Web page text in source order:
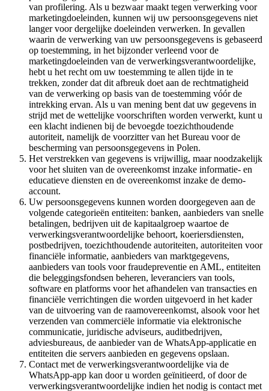
van profilering. Als u bezwaar maakt tegen verwerking voor
marketingdoeleinden, kunnen wij uw persoonsgegevens niet
langer voor dergelijke doeleinden verwerken. In gevallen
waarin de verwerking van uw persoonsgegevens is gebaseerd
op toestemming, in het bijzonder verleend voor de
marketingdoeleinden van de verwerkingsverantwoordelijke,
hebt u het recht om uw toestemming te allen tijde in te
trekken, zonder dat dit afbreuk doet aan de rechtmatigheid
van de verwerking op basis van de toestemming vóór de
intrekking ervan. Als u van mening bent dat uw gegevens in
strijd met de wettelijke voorschriften worden verwerkt, kunt u
een klacht indienen bij de bevoegde toezichthoudende
autoriteit, namelijk de voorzitter van het Bureau voor de
bescherming van persoonsgegevens in Polen.
Het verstrekken van gegevens is vrijwillig, maar noodzakelijk
voor het sluiten van de overeenkomst inzake informatie- en
educatieve diensten en de overeenkomst inzake de demo-
account.
Uw persoonsgegevens kunnen worden doorgegeven aan de
volgende categorieën entiteiten: banken, aanbieders van snelle
betalingen, bedrijven uit de kapitaalgroep waartoe de
verwerkingsverantwoordelijke behoort, koeriersdiensten,
postbedrijven, toezichthoudende autoriteiten, autoriteiten voor
financiële informatie, aanbieders van marktgegevens,
aanbieders van tools voor fraudepreventie en AML, entiteiten
die beleggingsfondsen beheren, leveranciers van tools,
software en platforms voor het afhandelen van transacties en
financiële verrichtingen die worden uitgevoerd in het kader
van de uitvoering van de raamovereenkomst, alsook voor het
verzenden van commerciële informatie via elektronische
communicatie, juridische adviseurs, auditbedrijven,
adviesbureaus, de aanbieder van de WhatsApp-applicatie en
entiteiten die servers aanbieden en gegevens opslaan.
Contact met de verwerkingsverantwoordelijke via de
WhatsApp-app kan door u worden geïnitieerd, of door de
verwerkingsverantwoordelijke indien het nodig is contact met